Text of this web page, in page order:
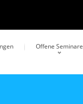
Offene Seminare